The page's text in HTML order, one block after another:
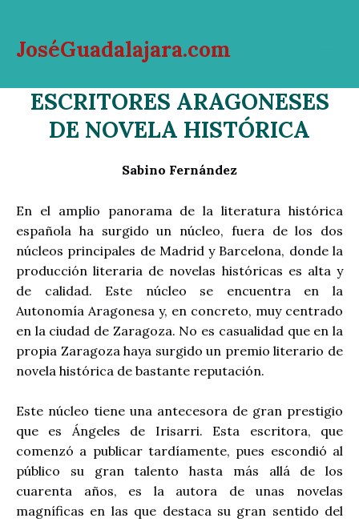
contenido
JoséGuadalajara.com
ESCRITORES ARAGONESES
DE NOVELA HISTÓRICA
Sabino Fernández
En el amplio panorama de la literatura histórica
española ha surgido un núcleo, fuera de los dos
núcleos principales de Madrid y Barcelona, donde la
producción literaria de novelas históricas es alta y
de calidad. Este núcleo se encuentra en la
Autonomía Aragonesa y, en concreto, muy centrado
en la ciudad de Zaragoza. No es casualidad que en la
propia Zaragoza haya surgido un premio literario de
novela histórica de bastante reputación.
Este núcleo tiene una antecesora de gran prestigio
que es Ángeles de Irisarri. Esta escritora, que
comenzó a publicar tardíamente, pues escondió al
público su gran talento hasta más allá de los
cuarenta años, es la autora de unas novelas
magníficas en las que destaca su gran sentido del